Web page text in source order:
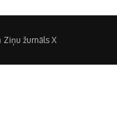
Ziņu žurnāls X